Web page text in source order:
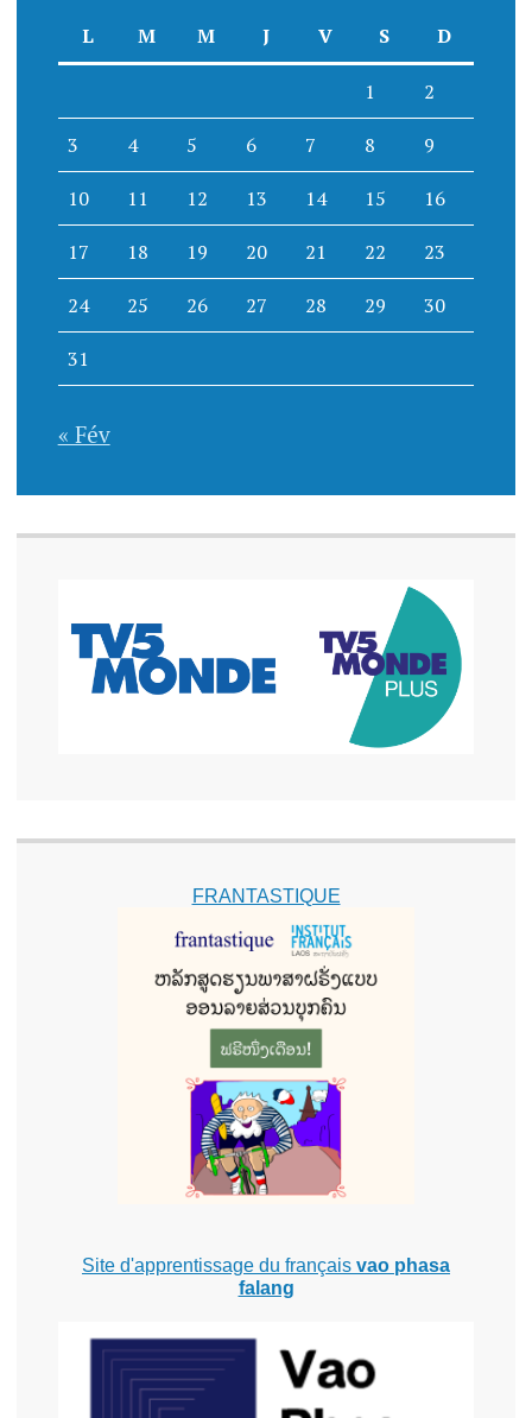
L
M M J V S D
1 2
3 4 5 6 7 8 9
10 11 12 13 14 15 16
17 18 19 20 21 22 23
24 25 26 27 28 29 30
31
« Fév
FRANTASTIQUE
Site d'apprentissage du français vao phasa
falang